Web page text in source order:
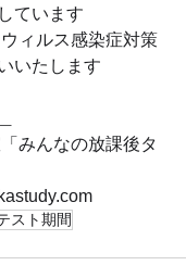
ています
いたします
スト期間